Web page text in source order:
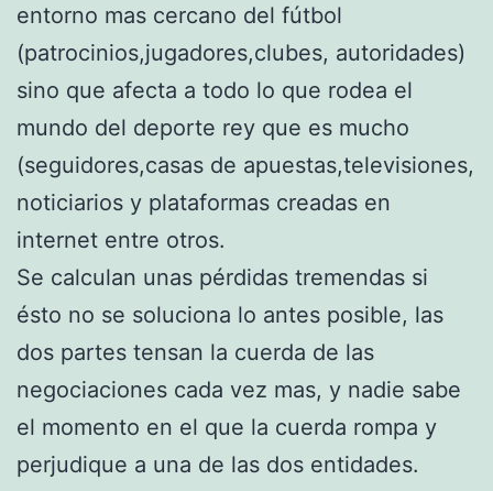
entorno mas cercano del fútbol
(patrocinios,jugadores,clubes, autoridades)
sino que afecta a todo lo que rodea el
mundo del deporte rey que es mucho
(seguidores,casas de apuestas,televisiones,
noticiarios y plataformas creadas en
internet entre otros.
Se calculan unas pérdidas tremendas si
ésto no se soluciona lo antes posible, las
dos partes tensan la cuerda de las
negociaciones cada vez mas, y nadie sabe
el momento en el que la cuerda rompa y
perjudique a una de las dos entidades.